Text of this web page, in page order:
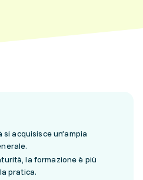
acquisisce un’ampia
la formazione è più
pratica.